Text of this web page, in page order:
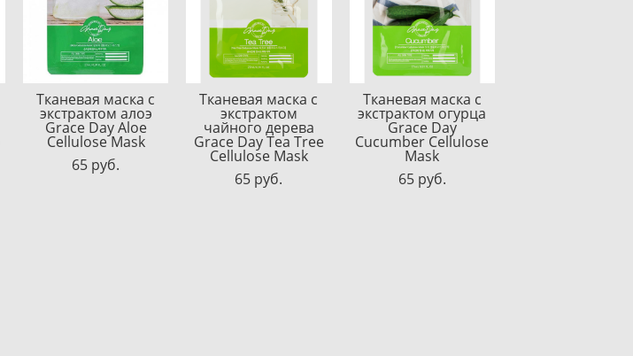
Тканевая маска с
экстрактом алоэ
Grace Day Aloe
Cellulose Mask
65 pуб.
Тканевая маска с
экстрактом
чайного дерева
Grace Day Tea Tree
Cellulose Mask
65 pуб.
Тканевая маска с
экстрактом огурца
Grace Day
Cucumber Cellulose
Mask
65 pуб.